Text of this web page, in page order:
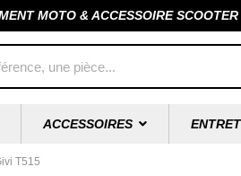
MOTO & ACCESSOIRE SCOOTER
ACCESSOIRES
T515